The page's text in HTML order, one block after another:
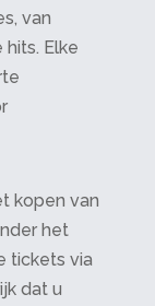
van
Elke
kopen van
het
tickets via
dat u